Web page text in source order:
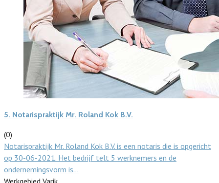
5. Notarispraktijk Mr. Roland Kok B.V.
(0)
Notarispraktijk Mr. Roland Kok B.V. is een notaris die is opgericht
op 30-06-2021. Het bedrijf telt 5 werknemers en de
ondernemingsvorm is…
Werkgebied Varik